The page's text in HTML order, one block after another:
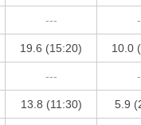
---
19.6 (15:20) 10.0
---
13.8 (11:30) 5.9